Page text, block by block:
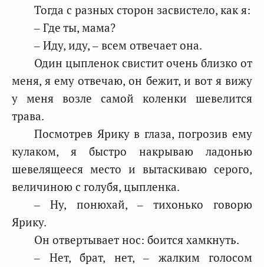
Тогда с разных сторон засвистело, как я:
– Где ты, мама?
– Иду, иду, – всем отвечает она.
Один цыпленок свистит очень близко от
меня, я ему отвечаю, он бежит, и вот я вижу
у меня возле самой коленки шевелится
трава.
Посмотрев Ярику в глаза, погрозив ему
кулаком, я быстро накрываю ладонью
шевелящееся место и вытаскиваю серого,
величиною с голубя, цыпленка.
– Ну, понюхай, – тихонько говорю
Ярику.
Он отвертывает нос: боится хамкнуть.
– Нет, брат, нет, – жалким голосом